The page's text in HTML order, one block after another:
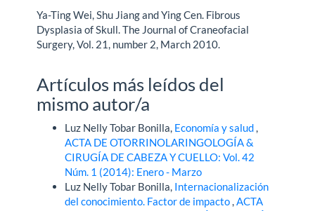
Ya-Ting Wei, Shu Jiang and Ying Cen. Fibrous
Dysplasia of Skull. The Journal of Craneofacial
Surgery, Vol. 21, number 2, March 2010.
Artículos más leídos del
mismo autor/a
Luz Nelly Tobar Bonilla, Economía y salud,
ACTA DE OTORRINOLARINGOLOGÍA &
CIRUGÍA DE CABEZA Y CUELLO: Vol. 42
Núm. 1 (2014): Enero - Marzo
Luz Nelly Tobar Bonilla, Internacionalización
del conocimiento. Factor de impacto,ACTA